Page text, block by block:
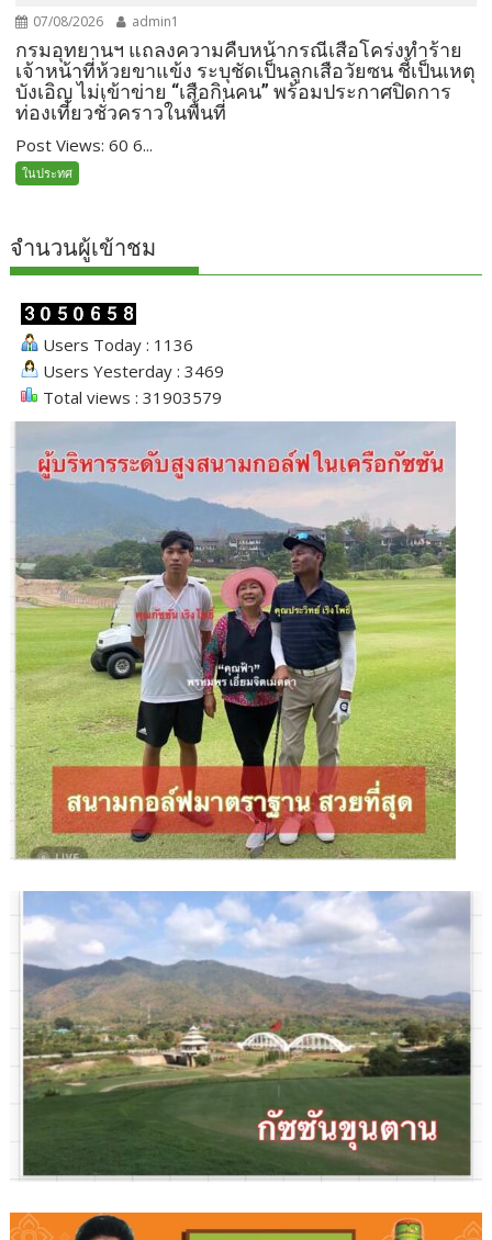
07/08/2026 admin1
กรมอุทยานฯ แถลงความคืบหน้ากรณีเสือโคร่งทำร้าย
เจ้าหน้าที่ห้วยขาแข้ง ระบุชัดเป็นลูกเสือวัยซน ชี้เป็นเหตุ
บังเอิญ ไม่เข้าข่าย​ “เสือกินคน” พร้อมประกาศปิดการ
ท่องเที่ยวชั่วคราวในพื้นที่
Post Views: 60 6...
ในประทศ
จำนวนผู้เข้าชม
Users Today : 1136
Users Yesterday : 3469
Total views : 31903579